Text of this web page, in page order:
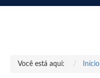
Você está aqui: Início